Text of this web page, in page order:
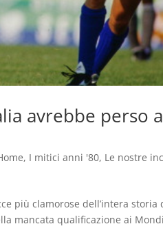
avrebbe perso
, I mitici anni '80, Le nostre
più clamorose dell’intera storia
mancata qualificazione ai